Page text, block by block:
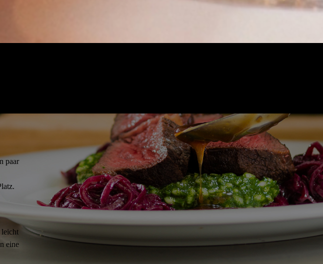
paar
eine